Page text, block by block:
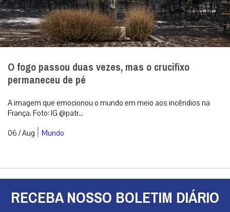
O fogo passou duas vezes, mas o crucifixo
permaneceu de pé
A imagem que emocionou o mundo em meio aos incêndios na
França. Foto: IG @patr...
06 / Aug | Mundo
RECEBA NOSSO BOLETIM DIÁRIO